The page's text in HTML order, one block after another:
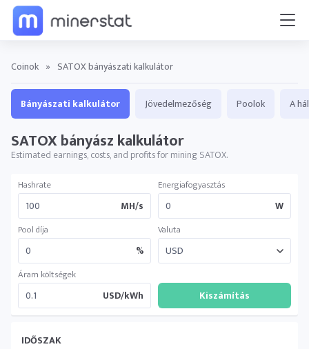
Coinok » SATOX bányászati kalkulátor
Bányászati kalkulátor Jövedelmezőség Poolok A
SATOX bányász ​​kalkulátor
Estimated earnings, costs, and profits for mining SATOX.
Hashrate
MH/s
Energiafogyasztás
W
Pool díja
%
Valuta
Áram költségek
USD/kWh
IDŐSZAK